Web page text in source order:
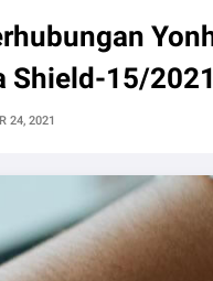
Shield-15/2021
24, 2021